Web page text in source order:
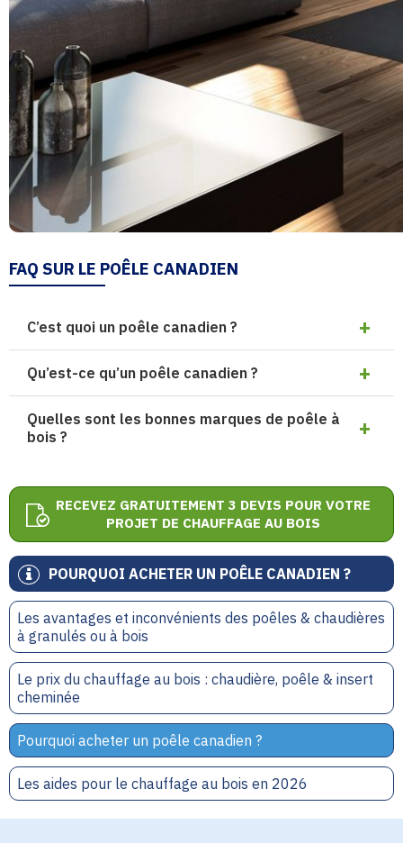
POURQUOI ACHETER UN POÊLE CANADIEN ?
Les avantages et inconvénients des poêles & chaudières
à granulés ou à bois
Le prix du chauffage au bois : chaudière, poêle & insert
cheminée
Pourquoi acheter un poêle canadien ?
Les aides pour le chauffage au bois en 2026
FAQ SUR LE POÊLE CANADIEN
C’est quoi un poêle canadien ?
Qu’est-ce qu’un poêle canadien ?
Quelles sont les bonnes marques de poêle à
bois ?
RECEVEZ GRATUITEMENT 3 DEVIS POUR VOTRE
PROJET DE CHAUFFAGE AU BOIS